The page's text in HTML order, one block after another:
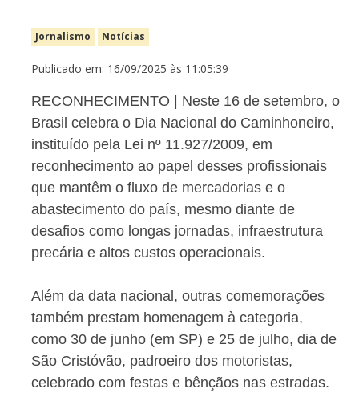
Jornalismo Notícias
Publicado em: 16/09/2025 às 11:05:39
RECONHECIMENTO | Neste 16 de setembro, o
Brasil celebra o Dia Nacional do Caminhoneiro,
instituído pela Lei nº 11.927/2009, em
reconhecimento ao papel desses profissionais
que mantêm o fluxo de mercadorias e o
abastecimento do país, mesmo diante de
desafios como longas jornadas, infraestrutura
precária e altos custos operacionais.
Além da data nacional, outras comemorações
também prestam homenagem à categoria,
como 30 de junho (em SP) e 25 de julho, dia de
São Cristóvão, padroeiro dos motoristas,
celebrado com festas e bênçãos nas estradas.